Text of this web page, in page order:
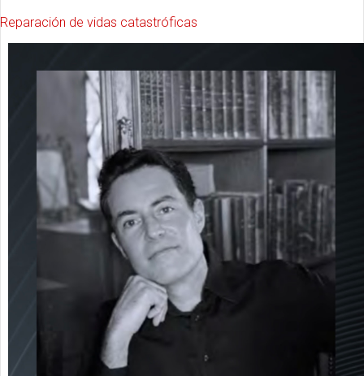
Reparación de vidas catastróficas